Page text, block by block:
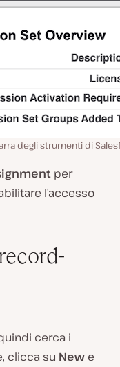
degli strumenti di
per
l’accesso
cerca i
clicca su New e